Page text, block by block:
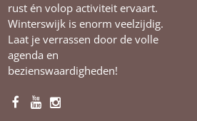
rust én volop activiteit ervaart.
Winterswijk is enorm veelzijdig.
Laat je verrassen door de volle
agenda en
bezienswaardigheden!
F
Y
I